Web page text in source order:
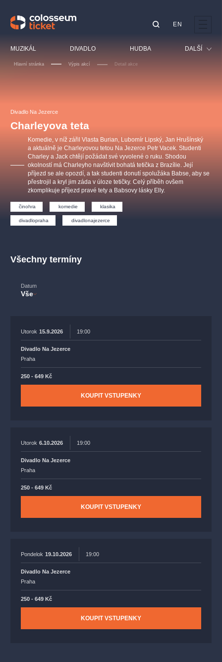
MUZIKÁL DIVADLO HUDBA DALŠÍ
Sport
Ostatní
EN
Hlavní stránka Výpis akcí Detail akce
Divadlo Na Jezerce
Charleyova teta
Komedie, v níž zářil Vlasta Burian, Lubomír Lipský, Jan Hrušínský
a aktuálně je Charleyovou tetou Na Jezerce Petr Vacek. Studenti
Charley a Jack chtějí požádat své vyvolené o ruku. Shodou
okolností má Charleyho navštívit bohatá tetička z Brazílie. Její
příjezd se ale opozdí, a tak studenti donutí spolužáka Babse, aby se
přestrojil a kryl jim záda v úloze tetičky. Celý příběh ovšem
zkomplikuje příjezd pravé tety a Babsovy lásky Elly.
činohra komedie klasika
divadlopraha divadlonajezerce
Všechny termíny
Datum
Vše
Utorok 15.9.2026 19:00
Divadlo Na Jezerce
Praha
250 - 649 Kč
KOUPIT VSTUPENKY
Utorok 6.10.2026 19:00
Divadlo Na Jezerce
Praha
250 - 649 Kč
KOUPIT VSTUPENKY
Pondelok 19.10.2026 19:00
Divadlo Na Jezerce
Praha
250 - 649 Kč
KOUPIT VSTUPENKY
OBYČEJNÁ HOLKA
Agentura 44, s.r.o.
s.r.o.
Ostatní hledají
muzikálypraha
Nejnavštěvovanější
muzikálypraha divadlopraha
národnídivadlo činohra